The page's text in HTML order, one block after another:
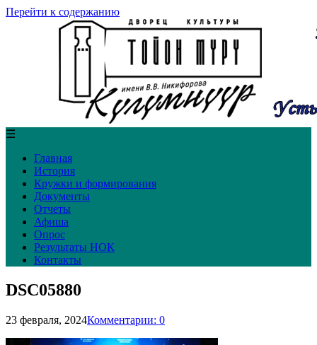
Перейти к содержанию
☰
Главная
История
Кружки и формирования
Документы
Отчеты
Афиша
Опрос
Результаты НОК
Контакты
DSC05880
23 февраля, 2024Комментарии: 0